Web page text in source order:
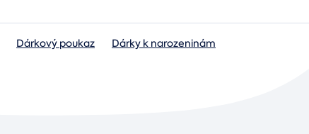
Dárkový poukaz Dárky k narozeninám